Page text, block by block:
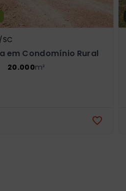
em Condomínio Rural
20.000m²